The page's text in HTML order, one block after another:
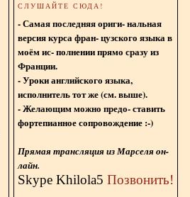
СЛУШАЙТЕ СЮДА!
- Самая последняя ориги- нальная
версия курса фран- цузского языка в
моём ис- полнении прямо сразу из
Франции.
- Уроки английского языка,
исполнитель тот же (см. выше).
- Желающим можно предо- ставить
фортепианное сопровождение :-)
Прямая трансляция из Марселя он-
лайн.
Skype Khilola5 Позвонить!